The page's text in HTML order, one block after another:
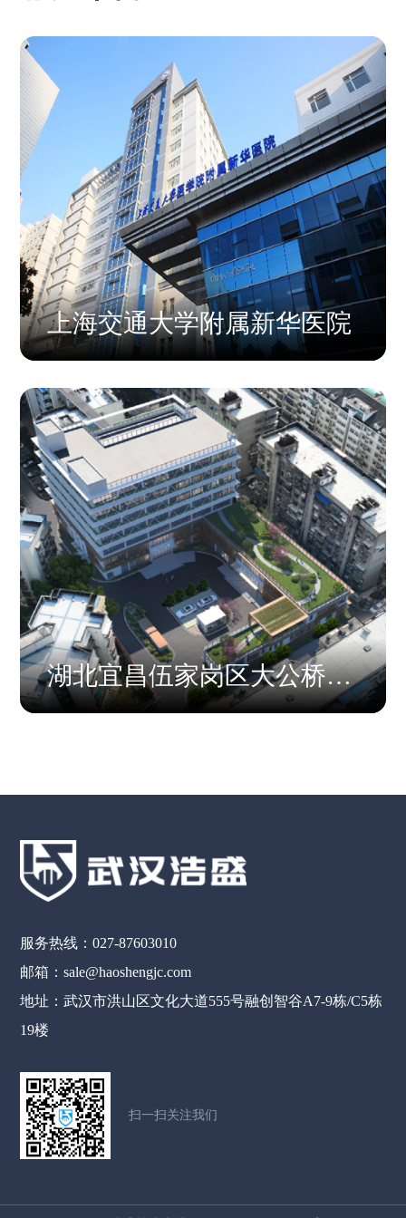
上海交通大学附属新华医院
湖北宜昌伍家岗区大公桥社
区卫生服务中心迁建项目
服务热线：027-87603010
邮箱：sale@haoshengjc.com
地址：武汉市洪山区文化大道555号融创智谷A7-9栋/C5栋
19楼
扫一扫关注我们